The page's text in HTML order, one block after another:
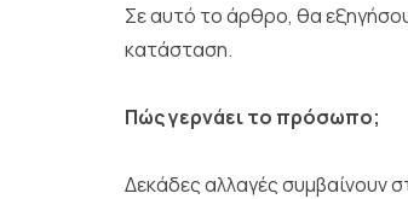
Σε αυτό το άρθρο, θα
κατάσταση.
Πώς γερνάει το πρόσωπο;
Δεκάδες αλλαγές συμβαίνουν